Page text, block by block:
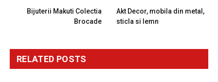
Bijuterii Makuti Colectia
Brocade
Akt Decor, mobila din metal,
sticla si lemn
RELATED POSTS